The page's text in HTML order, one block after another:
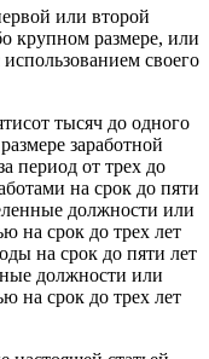
или второй
крупном размере, или
своего
тысяч до одного
заработной
период от трех до
на срок до пяти
должности или
на срок до трех лет
на срок до пяти лет
должности или
на срок до трех лет